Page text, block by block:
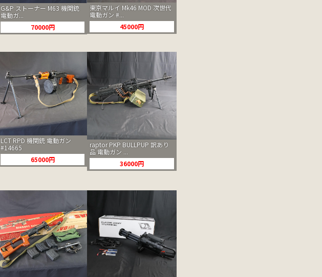
G&P ストーナー M63 機関銃
電動ガ...
70000円
東京マルイ Mk46 MOD 次世代
電動ガン #...
45000円
LCT RPD 機関銃 電動ガン
#14665
65000円
raptor PKP BULLPUP 訳あり
品 電動ガン ...
36000円